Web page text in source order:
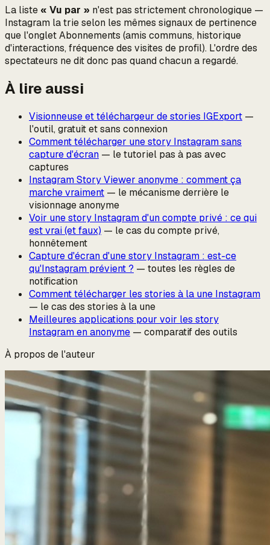
La liste « Vu par » n'est pas strictement chronologique —
Instagram la trie selon les mêmes signaux de pertinence
que l'onglet Abonnements (amis communs, historique
d'interactions, fréquence des visites de profil). L'ordredes
spectateurs ne dit donc pas quand chacun a regardé.
À lire aussi
Visionneuse et téléchargeur de stories IGExport —
l'outil, gratuit et sans connexion
Comment télécharger une story Instagram sans
capture d'écran — le tutoriel pas à pas avec
captures
Instagram Story Viewer anonyme : comment ça
marche vraiment — le mécanisme derrière le
visionnage anonyme
Voir une story Instagram d'un compte privé : ce qui
est vrai (et faux) — le cas du compte privé,
honnêtement
Capture d'écran d'une story Instagram : est-ce
qu'Instagram prévient ? — toutes les règles de
notification
Comment télécharger les stories à la une Instagram
— le cas des stories à la une
Meilleures applications pour voir les story
Instagram en anonyme — comparatif des outils
À propos de l'auteur